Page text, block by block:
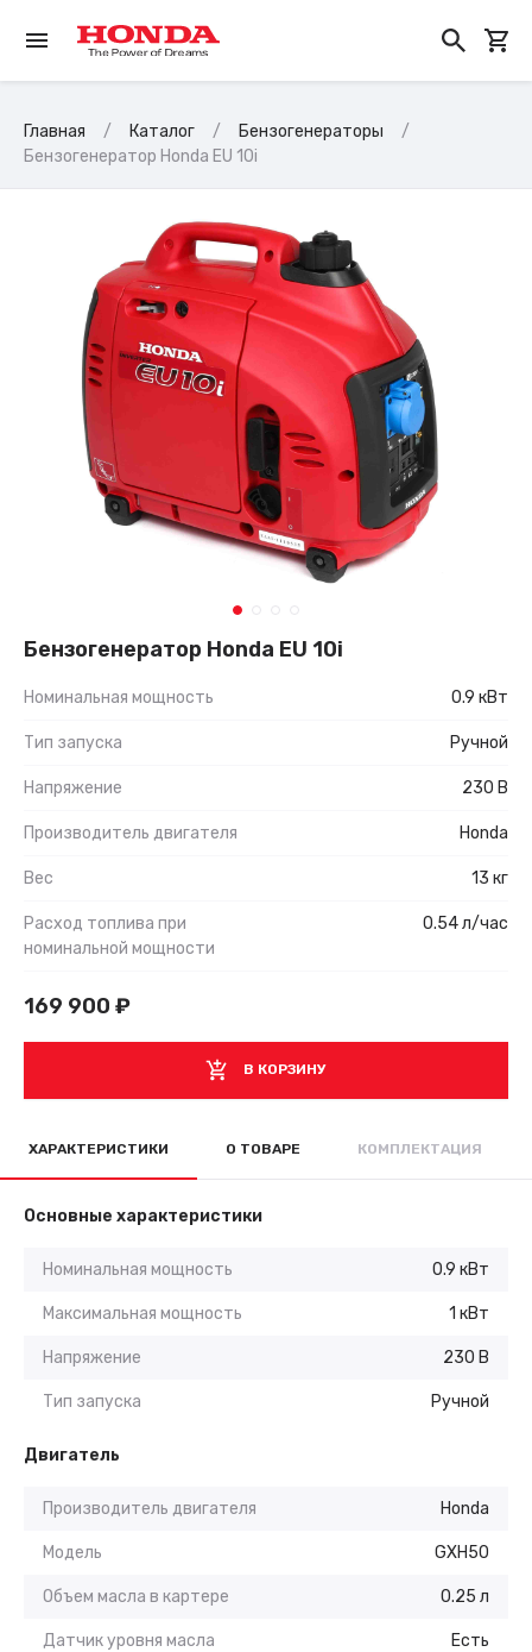
Главная Каталог
Бензогенераторы
Бензогенератор Honda EU 10i
Бензогенератор Honda EU 10i
Номинальная мощность 0.9 кВт
Тип запуска Ручной
Напряжение 230 В
Производитель двигателя Honda
Вес 13 кг
Расход топлива при
номинальной мощности
0.54 л/час
169 900 ₽
В КОРЗИНУ
ХАРАКТЕРИСТИКИ О ТОВАРЕ КОМПЛЕКТАЦИЯ
Основные характеристики
Номинальная мощность 0.9 кВт
Максимальная мощность 1 кВт
Напряжение 230 В
Тип запуска Ручной
Двигатель
Производитель двигателя Honda
Модель GXH50
Объем масла в картере 0.25 л
Датчик уровня масла Есть